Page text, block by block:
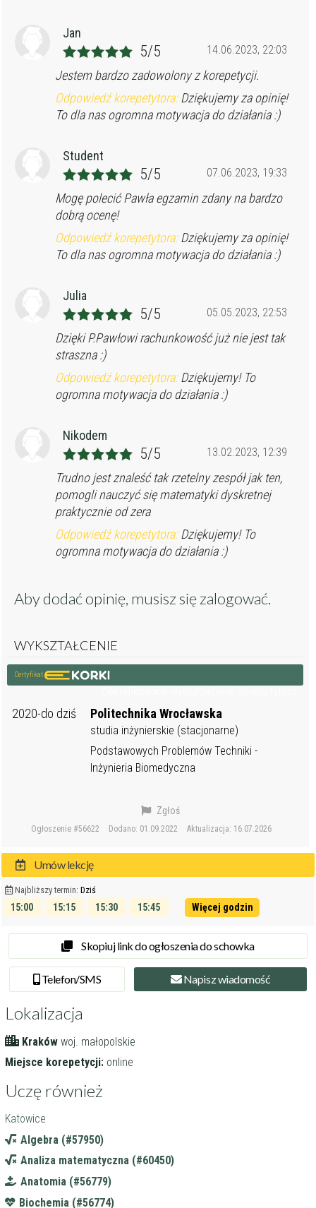
Jan
14.06.2023, 22:03
5/5
Jestem bardzo zadowolony z korepetycji.
Odpowiedź korepetytora:Dziękujemy za opinię!
To dla nas ogromna motywacja do działania :)
Student
07.06.2023, 19:33
5/5
Mogę polecić Pawła egzamin zdany na bardzo
dobrą ocenę!
Odpowiedź korepetytora:Dziękujemy za opinię!
To dla nas ogromna motywacja do działania :)
Julia
05.05.2023, 22:53
5/5
Dzięki P.Pawłowi rachunkowość już nie jest tak
straszna :)
Odpowiedź korepetytora:Dziękujemy! To
ogromna motywacja do działania :)
Nikodem
13.02.2023, 12:39
5/5
Trudno jest znaleść tak rzetelny zespół jak ten,
pomogli nauczyć się matematyki dyskretnej
praktycznie od zera
Odpowiedź korepetytora:Dziękujemy! To
ogromna motywacja do działania :)
Aby dodać opinię, musisz sięzalogować.
WYKSZTAŁCENIE
Certyfikat
2020-do dziś Politechnika Wrocławska
studia inżynierskie (stacjonarne)
Podstawowych Problemów Techniki -
Inżynieria Biomedyczna
Ogłoszenie #56622 Dodano: 01.09.2022 Aktualizacja: 16.07.2026
Zgłoś
Umów lekcję
Najbliższy termin:Dziś
15:00 15:15 15:30
15:45
Więcej godzin
Skopiuj link do ogłoszenia do schowka
Telefon/SMS Napiszwiadomość
Lokalizacja
Kraków woj. małopolskie
Miejsce korepetycji: online
Uczę również
Katowice
Algebra (#57950)
Analiza matematyczna (#60450)
Anatomia (#56779)
Biochemia (#56774)